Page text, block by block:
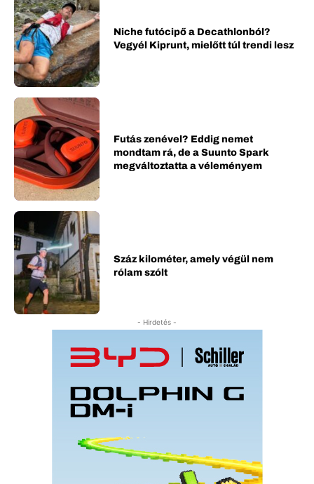
Niche futócipő a Decathlonból?
Vegyél Kiprunt, mielőtt túl trendi lesz
Futás zenével? Eddig nemet
mondtam rá, de a Suunto Spark
megváltoztatta a véleményem
Száz kilométer, amely végül nem
rólam szólt
- Hirdetés -